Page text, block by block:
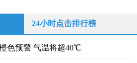
24小时点击排行榜
色预警 气温将超40℃